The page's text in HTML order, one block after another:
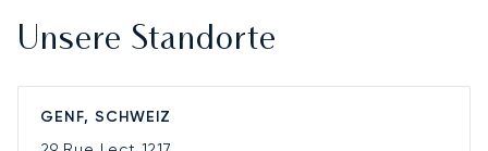
Unsere Standorte
GENF, SCHWEIZ